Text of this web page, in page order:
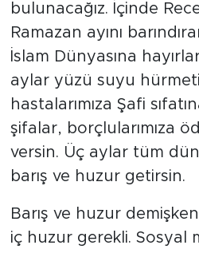
bulunacağız. İçinde
Ramazan ayını
İslam Dünyasına
aylar yüzü suyu
hastalarımıza Şafi
şifalar, borçlularımıza
versin. Üç aylar tüm
barış ve huzur getirsin.
Barış ve huzur
iç huzur gerekli. Sosyal